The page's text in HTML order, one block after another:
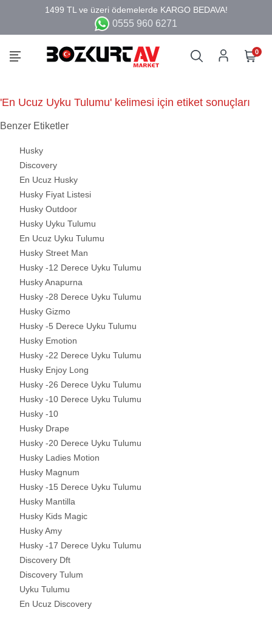
0555 960 6271
0
'En Ucuz Uyku Tulumu' kelimesi için etiket sonuçları
Benzer Etiketler
Husky
Discovery
En Ucuz Husky
Husky Fiyat Listesi
Husky Outdoor
Husky Uyku Tulumu
En Ucuz Uyku Tulumu
Husky Street Man
Husky -12 Derece Uyku Tulumu
Husky Anapurna
Husky -28 Derece Uyku Tulumu
Husky Gizmo
Husky -5 Derece Uyku Tulumu
Husky Emotion
Husky -22 Derece Uyku Tulumu
Husky Enjoy Long
Husky -26 Derece Uyku Tulumu
Husky -10 Derece Uyku Tulumu
Husky -10
Husky Drape
Husky -20 Derece Uyku Tulumu
Husky Ladies Motion
Husky Magnum
Husky -15 Derece Uyku Tulumu
Husky Mantilla
Husky Kids Magic
Husky Amy
Husky -17 Derece Uyku Tulumu
Discovery Dft
Discovery Tulum
Uyku Tulumu
En Ucuz Discovery